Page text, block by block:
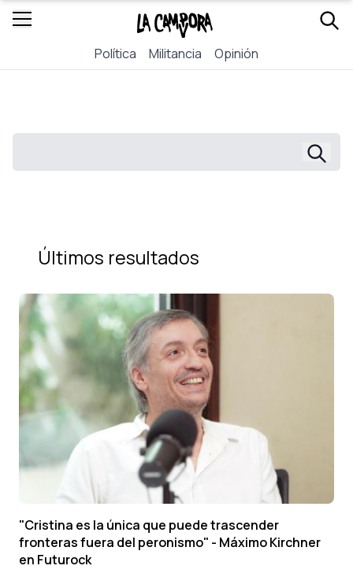
Política Militancia Opinión
Últimos resultados
"Cristina es la única que puede trascender
fronteras fuera del peronismo" - Máximo Kirchner
en Futurock